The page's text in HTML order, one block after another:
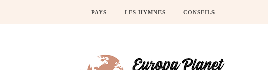
PAYS LES HYMNES CONSEILS